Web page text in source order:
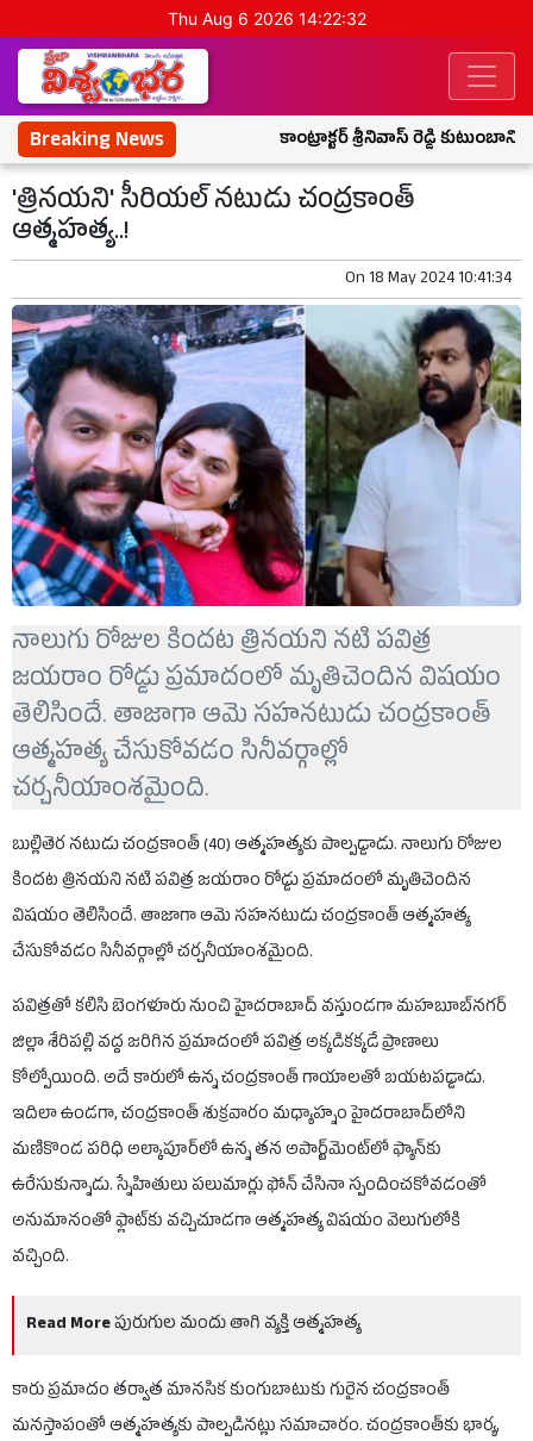
Thu Aug 6 2026 14:22:33
Breaking News కాంట్రాక్టర్ శ్రీనివాస్ రెడ్డి
'త్రినయని' సీరియల్ నటుడు చంద్రకాంత్
ఆత్మహత్య..!
On18 May 2024 10:41:34
నాలుగు రోజుల కిందట త్రినయని నటి పవిత్ర
జయరాం రోడ్డు ప్రమాదంలో మృతిచెందిన విషయం
తెలిసిందే. తాజాగా ఆమె సహనటుడు చంద్రకాంత్
ఆత్మహత్య చేసుకోవడం సినీవర్గాల్లో
చర్చనీయాంశమైంది.
బుల్లితెర నటుడు చంద్రకాంత్ (40) ఆత్మహత్యకు పాల్పడ్డాడు. నాలుగు రోజుల
కిందట త్రినయని నటి పవిత్ర జయరాం రోడ్డు ప్రమాదంలో మృతిచెందిన
విషయం తెలిసిందే. తాజాగా ఆమె సహనటుడు చంద్రకాంత్ ఆత్మహత్య
చేసుకోవడం సినీవర్గాల్లో చర్చనీయాంశమైంది.
పవిత్రతో కలిసి బెంగళూరు నుంచి హైదరాబాద్ వస్తుండగా మహబూబ్‌నగర్
జిల్లా శేరిపల్లి వద్ద జరిగిన ప్రమాదంలో పవిత్ర అక్కడికక్కడే ప్రాణాలు
కోల్పోయింది. అదే కారులో ఉన్న చంద్రకాంత్ గాయాలతో బయటపడ్డాడు.
ఇదిలా ఉండగా, చంద్రకాంత్ శుక్రవారం మధ్యాహ్నం హైదరాబాద్‌లోని
మణికొండ పరిధి అల్కాపూర్‌లో ఉన్న తన అపార్ట్‌మెంట్‌లో ఫ్యాన్‌కు
ఉరేసుకున్నాడు. స్నేహితులు పలుమార్లు ఫోన్ చేసినా స్పందించకోవడంతో
అనుమానంతో ఫ్లాట్‌కు వచ్చిచూడగా ఆత్మహత్య విషయం వెలుగులోకి
వచ్చింది.
Read Moreపురుగుల మందు తాగి వ్యక్తి ఆత్మహత్య
కారు ప్రమాదం తర్వాత మానసిక కుంగుబాటుకు గురైన చంద్రకాంత్
మనస్తాపంతో ఆత్మహత్యకు పాల్పడినట్లు సమాచారం. చంద్రకాంత్‌కు భార్య,